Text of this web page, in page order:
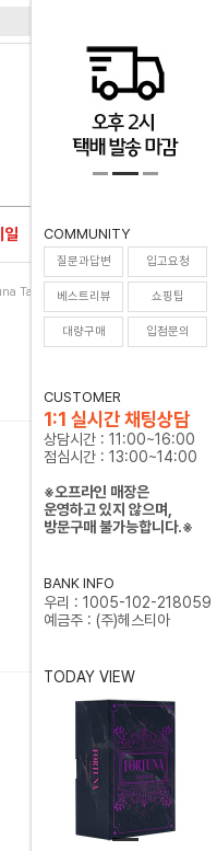
일 0
COMMUNITY
질문과답변 입고요청
베스트리뷰 쇼핑팁
대량구매 입점문의
CUSTOMER
1:1 실시간 채팅상담
상담시간 : 11:00~16:00
점심시간 : 13:00~14:00
※오프라인 매장은
운영하고 있지 않으며,
방문구매 불가능합니다.※
BANK INFO
우리 : 1005-102-218059
예금주 : (주)헤스티아
TODAY VIEW
Tarot Obsidian Occult